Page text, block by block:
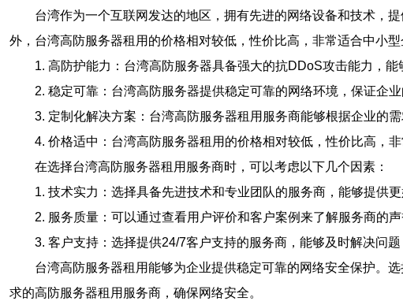
台湾作为一个互联网发达的地区，拥有先进的网络设备和技术，
外，台湾高防服务器租用的价格相对较低，性价比高，非常适合中小型
1. 高防护能力：台湾高防服务器具备强大的抗DDoS攻击能力，能
2. 稳定可靠：台湾高防服务器提供稳定可靠的网络环境，保证企业
3. 定制化解决方案：台湾高防服务器租用服务商能够根据企业的
4. 价格适中：台湾高防服务器租用的价格相对较低，性价比高，非
在选择台湾高防服务器租用服务商时，可以考虑以下几个因素：
1. 技术实力：选择具备先进技术和专业团队的服务商，能够提供更
2. 服务质量：可以通过查看用户评价和客户案例来了解服务商的声
3. 客户支持：选择提供24/7客户支持的服务商，能够及时解决问题
台湾高防服务器租用能够为企业提供稳定可靠的网络安全保护。
求的高防服务器租用服务商，确保网络安全。